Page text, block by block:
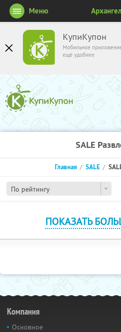
КупиКупон
Мобильное
ещё удобнее
Меню
SALE
По рейтингу
Главная SALE
ПОКАЗАТЬ
Компания
Основное